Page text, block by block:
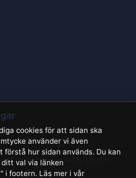
Rights Reserved by Moniio
cookies för att sidan ska
använder vi även
förstå hur sidan används. Du kan
val via länken
i footern. Läs mer i vår